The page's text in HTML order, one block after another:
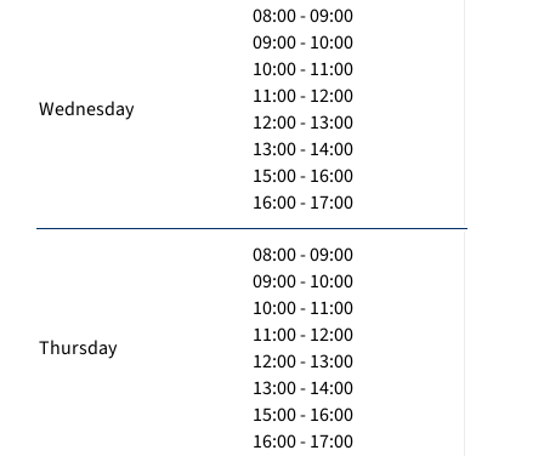
Wednesday
08:00 - 09:00
09:00 - 10:00
10:00 - 11:00
11:00 - 12:00
12:00 - 13:00
13:00 - 14:00
15:00 - 16:00
16:00 - 17:00
Thursday
08:00 - 09:00
09:00 - 10:00
10:00 - 11:00
11:00 - 12:00
12:00 - 13:00
13:00 - 14:00
15:00 - 16:00
16:00 - 17:00